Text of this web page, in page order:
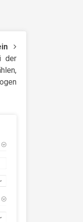
der